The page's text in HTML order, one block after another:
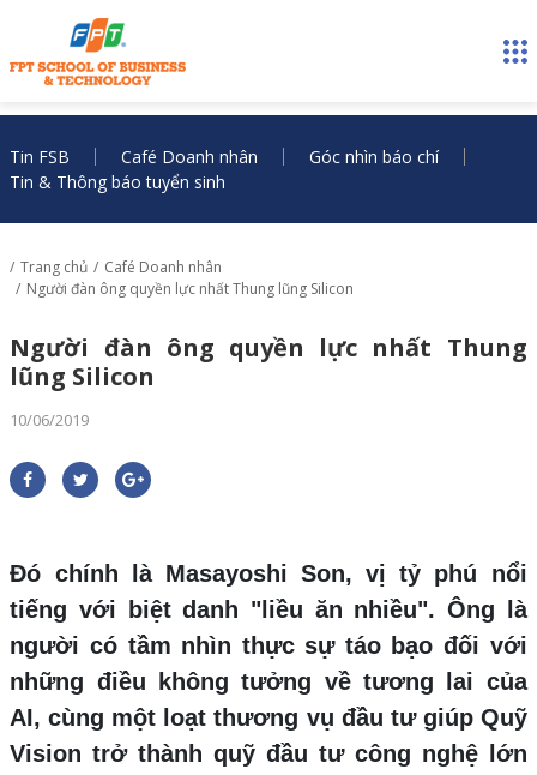
Tin FSB Café Doanh nhân
Góc nhìn báo chí
Tin & Thông báo tuyển sinh
Trang chủ
Café Doanh nhân
Người đàn ông quyền lực nhất Thung lũng Silicon
Người đàn ông quyền lực nhất Thung
lũng Silicon
10/06/2019
Đó chính là Masayoshi Son, vị tỷ phú nổi
tiếng với biệt danh "liều ăn nhiều". Ông là
người có tầm nhìn thực sự táo bạo đối với
những điều không tưởng về tương lai của
AI, cùng một loạt thương vụ đầu tư giúp Quỹ
Vision trở thành quỹ đầu tư công nghệ lớn